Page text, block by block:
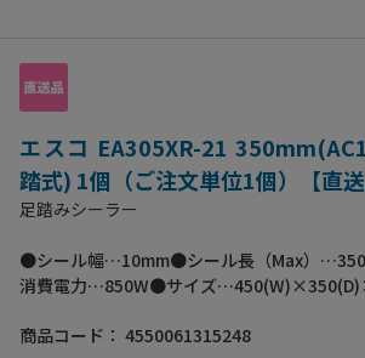
エスコ EA305XR-21
踏式) 1個（ご注文単位1個）【直送
足踏みシーラー
●シール幅…10mm●シール長（Max）
消費電力…850W●サイズ
テフロンテープ1枚、テフロンシート1枚●
商品コード： 4550061315248